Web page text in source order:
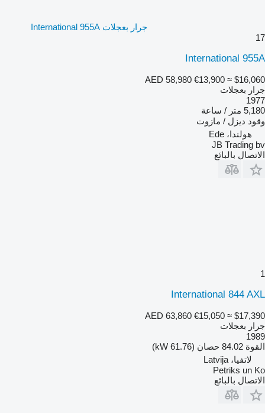
جرار بعجلات International 955A
17
International 955A
AED 58,980 €13,900 ≈ $16,060
جرار بعجلات
1977
5,180 متر / ساعة
وقود ديزل / مازوت
هولندا، Ede
JB Trading bv
الاتصال بالبائع
1
International 844 AXL
AED 63,860 €15,050 ≈ $17,390
جرار بعجلات
1989
القوة 84.02 حصان (61.76 kW)
لاتفيا، Latvija
Petriks un Ko
الاتصال بالبائع